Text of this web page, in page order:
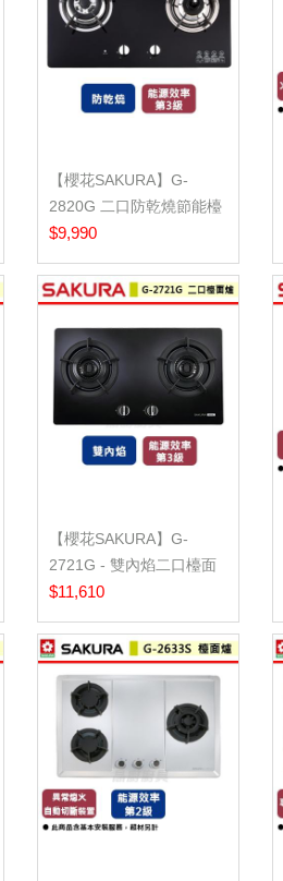
【櫻花SAKURA】G-
2820G 二口防乾燒節能檯
面爐 - (含基...
$9,990
【櫻花SAKURA】G-
2721G - 雙內焰二口檯面
爐 - (含基本...
$11,610